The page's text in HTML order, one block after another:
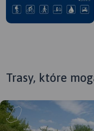
Trasy, które